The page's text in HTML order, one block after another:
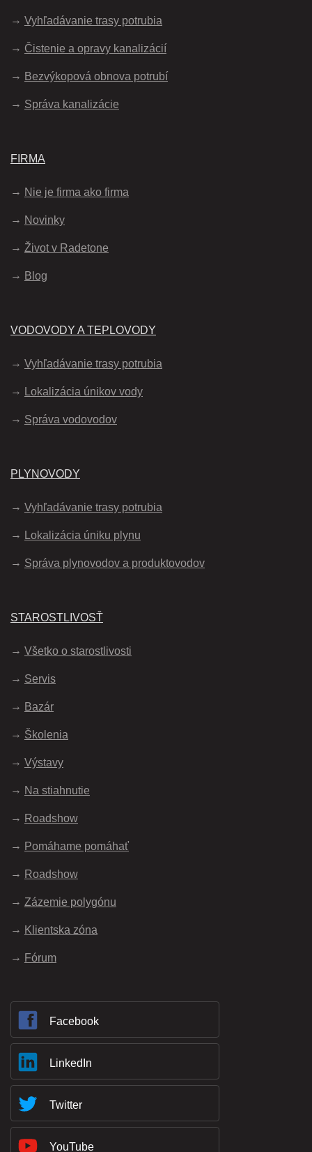
Vyhľadávanie trasy potrubia
Čistenie a opravy kanalizácií
Bezvýkopová obnova potrubí
Správa kanalizácie
FIRMA
Nie je firma ako firma
Novinky
Život v Radetone
Blog
VODOVODY A TEPLOVODY
Vyhľadávanie trasy potrubia
Lokalizácia únikov vody
Správa vodovodov
PLYNOVODY
Vyhľadávanie trasy potrubia
Lokalizácia úniku plynu
Správa plynovodov a produktovodov
STAROSTLIVOSŤ
Všetko o starostlivosti
Servis
Bazár
Školenia
Výstavy
Na stiahnutie
Roadshow
Pomáhame pomáhať
Roadshow
Zázemie polygónu
Klientska zóna
Fórum
Facebook
LinkedIn
Twitter
YouTube